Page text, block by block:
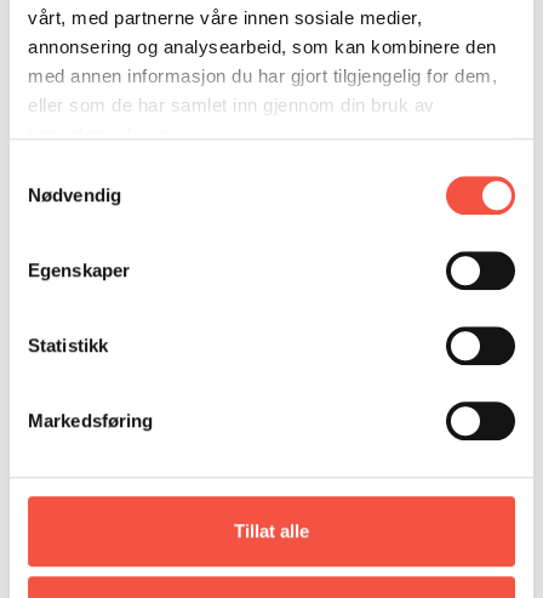
vårt, med partnerne våre innen sosiale medier,
annonsering og analysearbeid, som kan kombinere den
med annen informasjon du har gjort tilgjengelig for dem,
eller som de har samlet inn gjennom din bruk av
Nødvendig
Egenskaper
Statistikk
Markedsføring
Tillat alle
KJØP